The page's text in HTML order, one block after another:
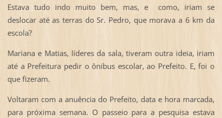
Estava tudo indo muito bem, mas, e como, iriam se
deslocar até as terras do Sr. Pedro, que morava a 6 km da
escola?
Mariana e Matias, líderes da sala, tiveram outra ideia, iriam
até a Prefeitura pedir o ônibus escolar, ao Prefeito. E, foi o
que fizeram.
Voltaram com a anuência do Prefeito, data e hora marcada,
para próxima semana. O passeio para a pesquisa estava